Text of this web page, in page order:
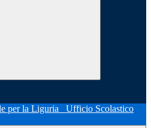
Ufficio Scolastico